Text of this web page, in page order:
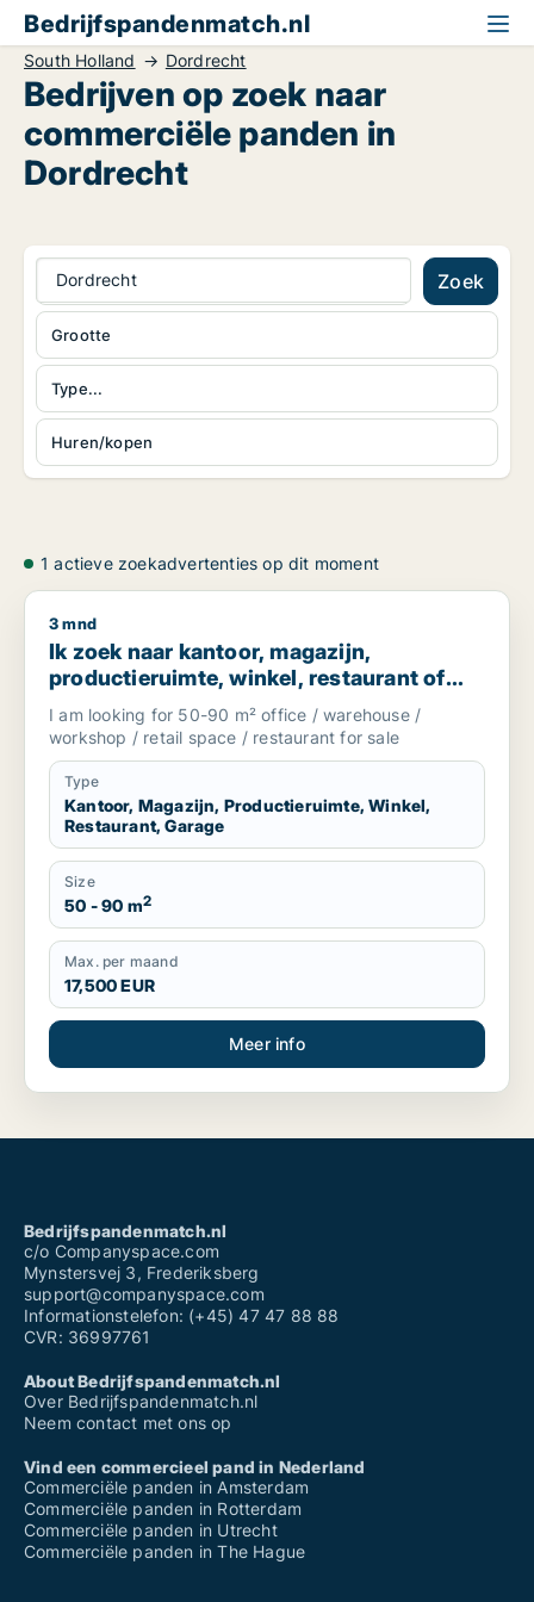
Bedrijfspandenmatch.nl
South Holland Dordrecht
Bedrijven op zoek naar
commerciële panden in
Dordrecht
Dordrecht Zoek
Type...
Huren/kopen
Grootte
1 actieve zoekadvertenties op dit moment
Ik zoek naar kantoor, magazijn, productieruimte, winkel,
3 mnd
Ik zoek naar kantoor, magazijn,
productieruimte, winkel, restaurant of
garage te koop in South Holland, The
Netherlands
I am looking for 50-90 m² office / warehouse /
workshop / retail space / restaurant for sale
Type
Kantoor, Magazijn, Productieruimte, Winkel,
Restaurant, Garage
Size
50 - 90 m2
Max. per maand
17,500 EUR
Meer info
Bedrijfspandenmatch.nl
c/o Companyspace.com
Mynstersvej 3, Frederiksberg
support@companyspace.com
Informationstelefon: (+45) 47 47 88 88
CVR: 36997761
About Bedrijfspandenmatch.nl
Over Bedrijfspandenmatch.nl
Neem contact met ons op
Vind een commercieel pand in Nederland
Commerciële panden in Amsterdam
Commerciële panden in Rotterdam
Commerciële panden in Utrecht
Commerciële panden in The Hague